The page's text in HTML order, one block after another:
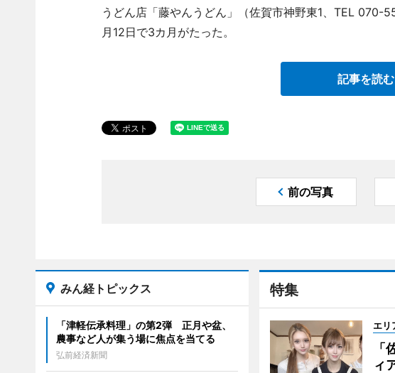
うどん店「藤やんうどん」（佐賀市神野東1、TEL
月12日で3カ月がたった。
記事を読む
前の写真
特集
エリ
ィ
みん経トピックス
「津軽伝承料理」の第2弾 正月や盆、
農事など人が集う場に焦点を当てる
弘前経済新聞